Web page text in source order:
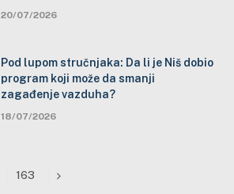
20/07/2026
Pod lupom stručnjaka: Da li je Niš dobio
program koji može da smanji
zagađenje vazduha?
18/07/2026
163 Next